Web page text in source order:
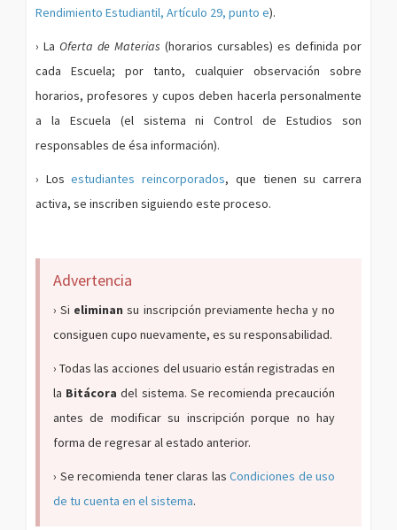
Rendimiento Estudiantil, Artículo 29, punto e).
› La Oferta de Materias (horarios cursables) es definida por
cada Escuela; por tanto, cualquier observación sobre
horarios, profesores y cupos deben hacerla personalmente
a la Escuela (el sistema ni Control de Estudios son
responsables de ésa información).
› Losestudiantes reincorporados, que tienen su carrera
activa, se inscriben siguiendo este proceso.
Advertencia
› Si eliminan su inscripción previamente hecha y no
consiguen cupo nuevamente, es su responsabilidad.
› Todas las acciones del usuario están registradas en
la Bitácora del sistema. Se recomienda precaución
antes de modificar su inscripción porque no hay
forma de regresar al estado anterior.
› Se recomienda tener claras las Condiciones de uso
de tu cuenta en el sistema.